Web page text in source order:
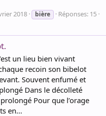
2018 bière
Réponses: 15
un lieu bien vivant
recoin son bibelot
Souvent enfumé et
Dans le décolleté
Pour que l’orage
en...